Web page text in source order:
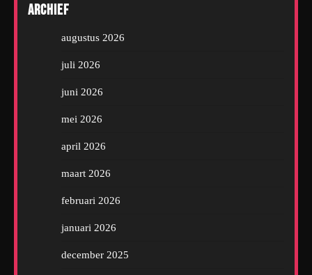
Archief
augustus 2026
juli 2026
juni 2026
mei 2026
april 2026
maart 2026
februari 2026
januari 2026
december 2025